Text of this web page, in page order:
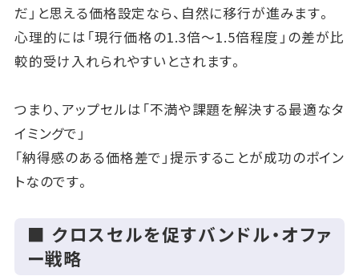
だ」と思える価格設定なら、自然に移行が進みます。
心理的には「現行価格の1.3倍～1.5倍程度」の差が比
較的受け入れられやすいとされます。
つまり、アップセルは「不満や課題を解決する最適なタ
イミングで」
「納得感のある価格差で」提示することが成功のポイン
トなのです。
■ クロスセルを促すバンドル・オファ
ー戦略